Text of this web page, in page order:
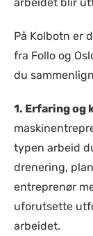
På Kolbotn er
fra Follo og
du
1. Erfaring og
typen arbeid
drenering,
entreprenør
uforutsette
arbeidet.